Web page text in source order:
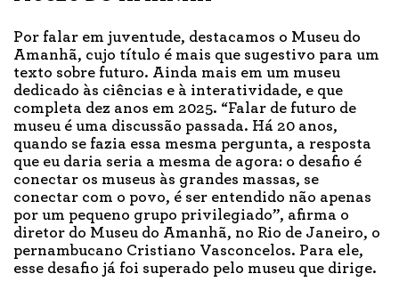
Por falar em juventude, destacamos o Museu do
Amanhã, cujo título é mais que sugestivo para um
texto sobre futuro. Ainda mais em um museu
dedicado às ciências e à interatividade, e que
completa dez anos em 2025. “Falar de futuro de
museu é uma discussão passada. Há 20 anos,
quando se fazia essa mesma pergunta, a resposta
que eu daria seria a mesma de agora: o desafio é
conectar os museus às grandes massas, se
conectar com o povo, é ser entendido não apenas
por um pequeno grupo privilegiado”, afirma o
diretor do Museu do Amanhã, no Rio de Janeiro, o
pernambucano Cristiano Vasconcelos. Para ele,
esse desafio já foi superado pelo museu que dirige.